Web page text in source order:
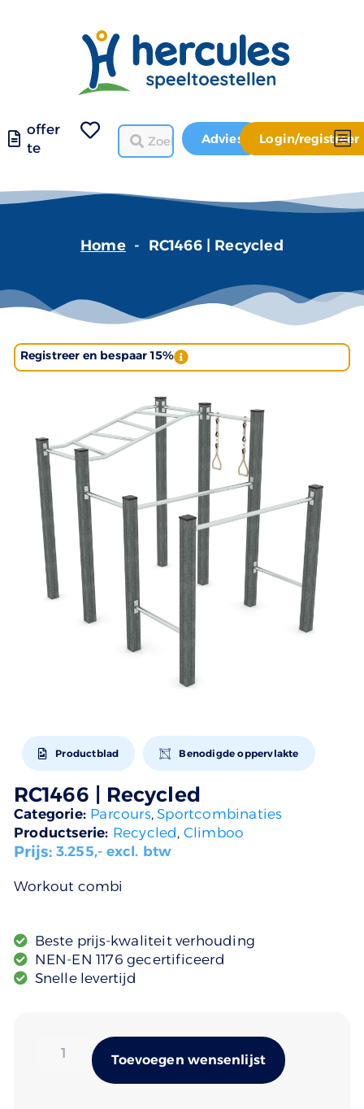
offer
te
Advies Login/registreer
Home - RC1466 | Recycled
Registreer en bespaar 15%
Productblad Benodigde oppervlakte
RC1466 | Recycled
Categorie: Parcours, Sportcombinaties
Productserie: Recycled, Climboo
Prijs:3.255,- excl. btw
Workout combi
Beste prijs-kwaliteit verhouding
NEN-EN 1176 gecertificeerd
Snelle levertijd
Toevoegen wensenlijst